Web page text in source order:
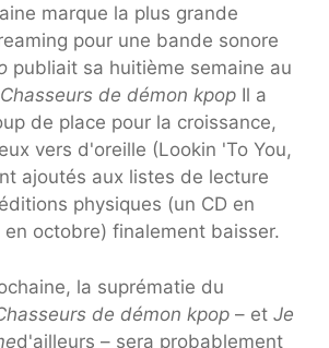
marque la plus grande
pour une bande sonore
publiait sa huitième semaine au
Chasseurs de démon kpop Il a
de place pour la croissance,
vers d'oreille (Lookin 'To You,
ajoutés aux listes de lecture
physiques (un CD en
octobre) finalement baisser.
la suprématie du
de démon kpop – et Je
d'ailleurs – sera probablement